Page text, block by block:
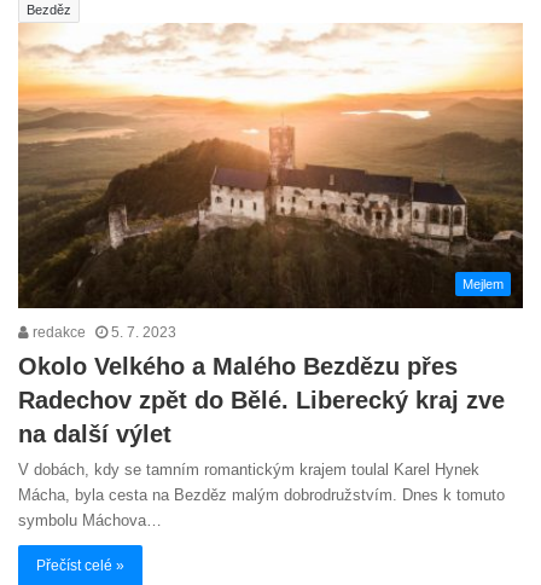
Bezděz
Mejlem
redakce 5. 7. 2023
Okolo Velkého a Malého Bezdězu přes
Radechov zpět do Bělé. Liberecký kraj zve
na další výlet
V dobách, kdy se tamním romantickým krajem toulal Karel Hynek
Mácha, byla cesta na Bezděz malým dobrodružstvím. Dnes k tomuto
symbolu Máchova…
Přečíst celé »